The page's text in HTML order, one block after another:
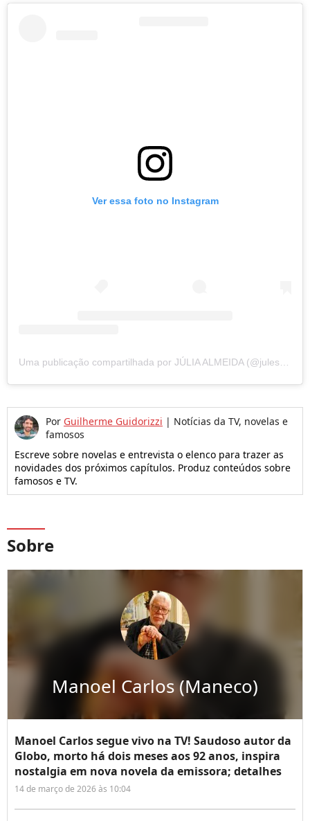
Ver essa foto no Instagram
Por Guilherme Guidorizzi | Notícias da TV, novelas e
famosos
Escreve sobre novelas e entrevista o elenco para trazer as
novidades dos próximos capítulos. Produz conteúdos sobre
famosos e TV.
Sobre
Manoel Carlos (Maneco)
Manoel Carlos segue vivo na TV! Saudoso autor da
Globo, morto há dois meses aos 92 anos, inspira
nostalgia em nova novela da emissora; detalhes
14 de março de 2026 às 10:04